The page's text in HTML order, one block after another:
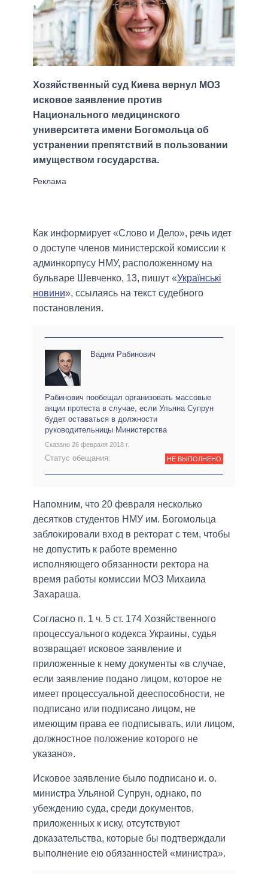
Хозяйственный суд Киева вернул МОЗ
исковое заявление против
Национального медицинского
университета имени Богомольца об
устранении препятствий в пользовании
имуществом государства.
Как информирует «Слово и Дело», речь идет
о доступе членов министерской комиссии к
админкорпусу НМУ, расположенному на
бульваре Шевченко, 13, пишут «Українські
новини», ссылаясь на текст судебного
постановления.
Вадим Рабинович
Рабинович пообещал организовать массовые
акции протеста в случае, если Ульяна Супрун
будет оставаться в должности
руководительницы Министерства
Сказано 26 февраля 2018 г.
Статус обещания: НЕ ВЫПОЛНЕНО
Напомним, что 20 февраля несколько
десятков студентов НМУ им. Богомольца
заблокировали вход в ректорат с тем, чтобы
не допустить к работе временно
исполняющего обязанности ректора на
время работы комиссии МОЗ Михаила
Захараша.
Согласно п. 1 ч. 5 ст. 174 Хозяйственного
процессуального кодекса Украины, судья
возвращает исковое заявление и
приложенные к нему документы «в случае,
если заявление подано лицом, которое не
имеет процессуальной дееспособности, не
подписано или подписано лицом, не
имеющим права ее подписывать, или лицом,
должностное положение которого не
указано».
Исковое заявление было подписано и. о.
министра Ульяной Супрун, однако, по
убеждению суда, среди документов,
приложенных к иску, отсутствуют
доказательства, которые бы подтверждали
выполнение ею обязанностей «министра».